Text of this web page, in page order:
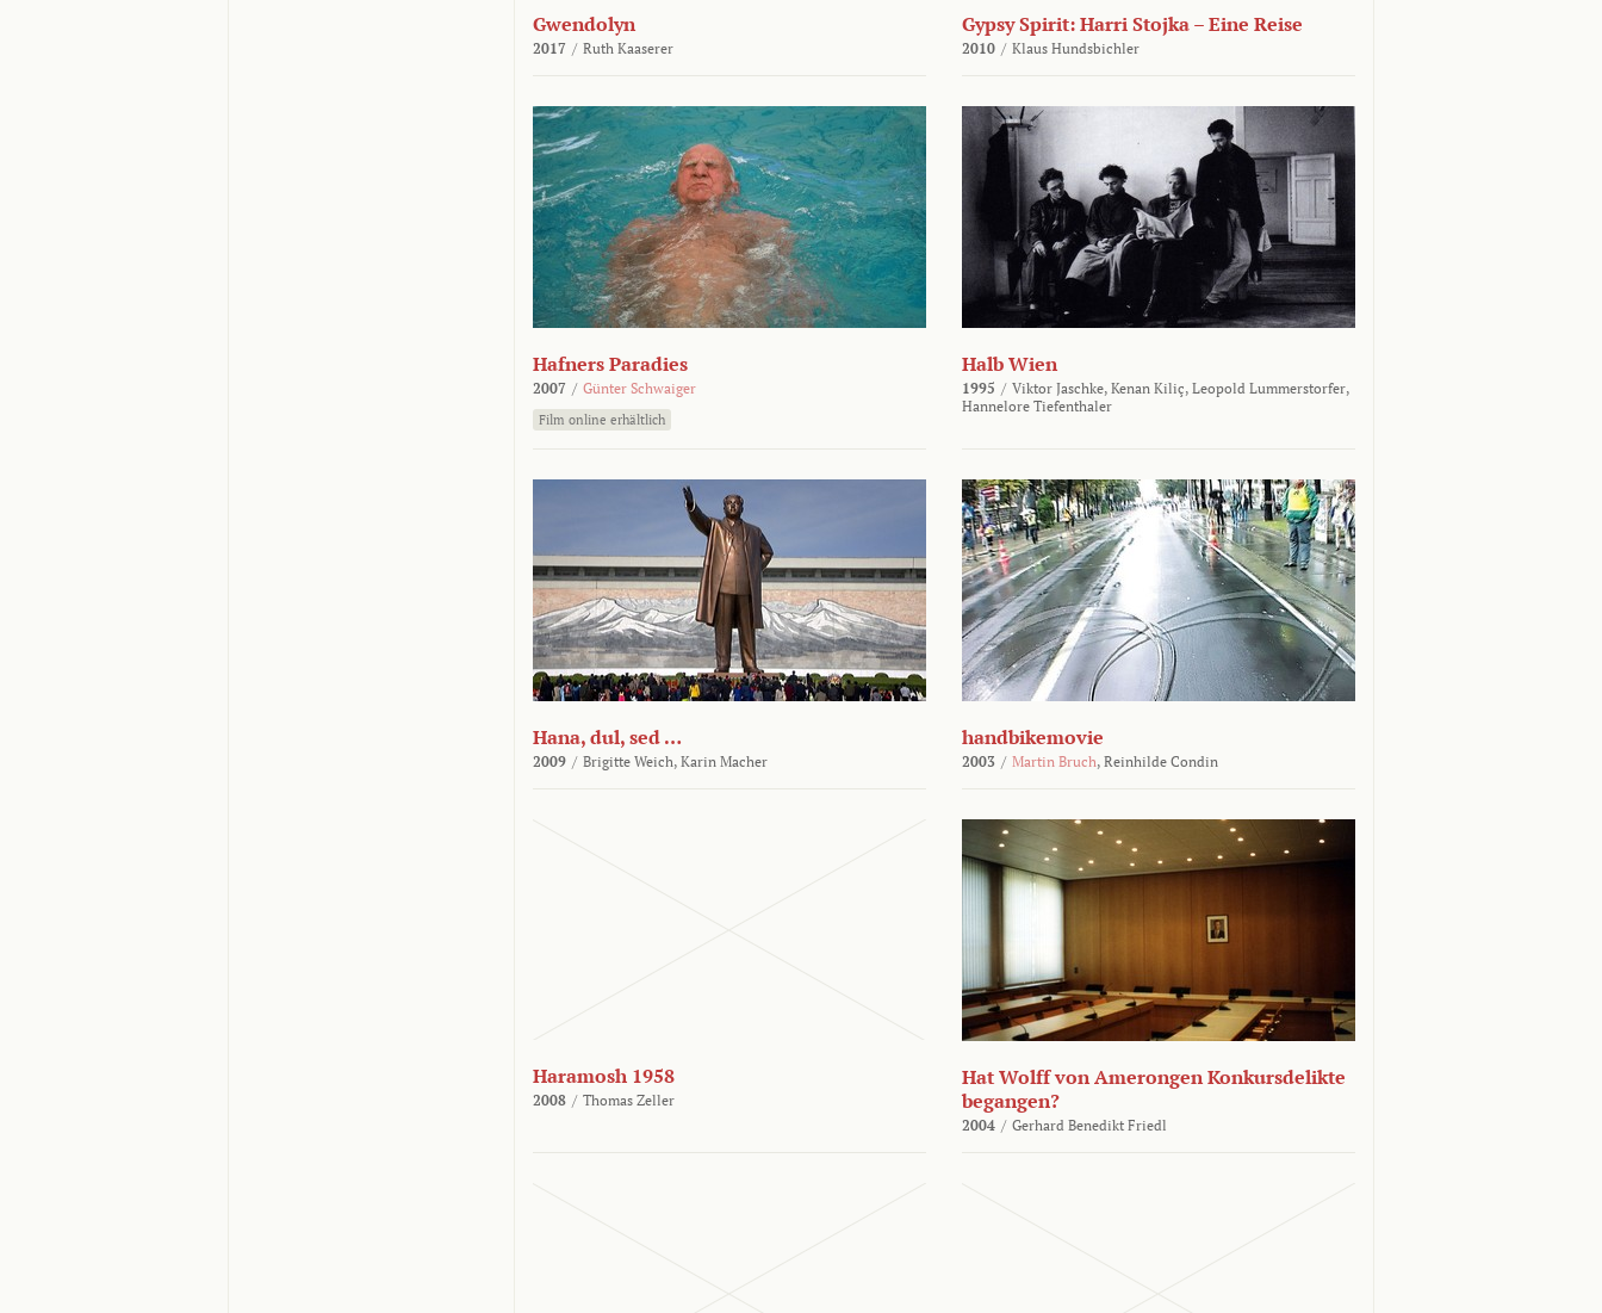
Gwendolyn
2017 / Ruth Kaaserer
Gypsy Spirit: Harri Stojka – Eine Reise
2010 / Klaus Hundsbichler
Hafners Paradies
2007 / Günter Schwaiger
Film online erhältlich
Halb Wien
1995 / Viktor Jaschke, Kenan Kiliç, Leopold Lummerstorfer,
Hannelore Tiefenthaler
Hana, dul, sed …
2009 / Brigitte Weich, Karin Macher
handbikemovie
2003 / Martin Bruch, Reinhilde Condin
Haramosh 1958
2008 / Thomas Zeller
Hat Wolff von Amerongen Konkursdelikte
begangen?
2004 / Gerhard Benedikt Friedl